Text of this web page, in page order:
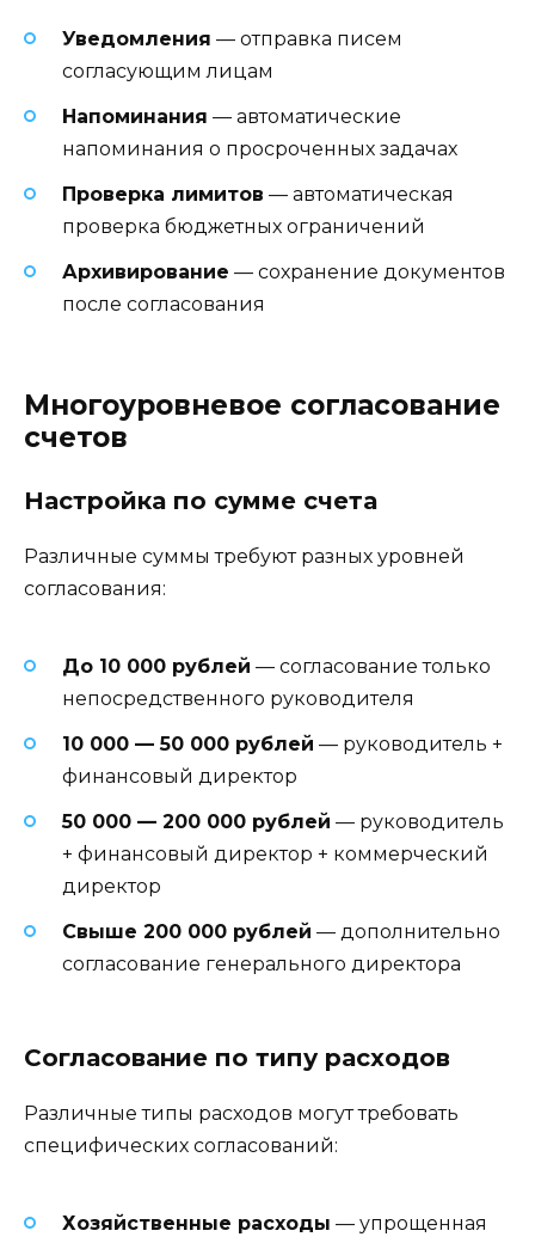
Уведомления — отправка писем
согласующим лицам
Напоминания — автоматические
напоминания о просроченных задачах
Проверка лимитов — автоматическая
проверка бюджетных ограничений
Архивирование — сохранение документов
после согласования
Многоуровневое согласование
счетов
Настройка по сумме счета
Различные суммы требуют разных уровней
согласования:
До 10 000 рублей — согласование только
непосредственного руководителя
10 000 — 50 000 рублей — руководитель +
финансовый директор
50 000 — 200 000 рублей — руководитель
+ финансовый директор + коммерческий
директор
Свыше 200 000 рублей — дополнительно
согласование генерального директора
Согласование по типу расходов
Различные типы расходов могут требовать
специфических согласований:
Хозяйственные расходы — упрощенная